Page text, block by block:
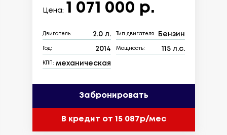
Цена: 1 071 000 р.
Двигатель: 2.0 л. Тип двигателя: Бензин
Год: 2014 Мощность: 115 л.с.
КПП: механическая
Забронировать
В кредит от 15 087р/мес